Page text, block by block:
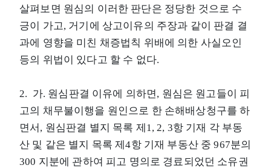
살펴보면 원심의 이러한 판단은 정당한 것으로 수
긍이 가고, 거기에 상고이유의 주장과 같이 판결 결
과에 영향을 미친 채증법칙 위배에 의한 사실오인
등의 위법이 있다고 할 수 없다.
2. 가. 원심판결 이유에 의하면, 원심은 원고들이 피
고의 채무불이행을 원인으로 한 손해배상청구를 하
면서, 원심판결 별지 목록 제1, 2, 3항 기재 각 부동
산 및 같은 별지 목록 제4항 기재 부동산 중 967분의
300 지분에 관하여 피고 명의로 경료되었던 소유권